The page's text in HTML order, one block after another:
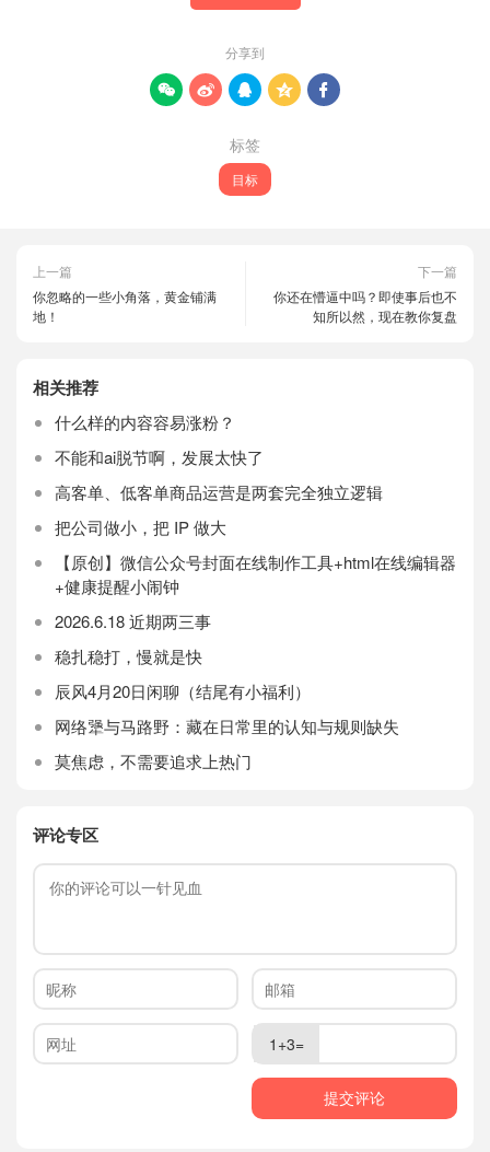
分享到
    
标签
目标
上一篇
你忽略的一些小角落，黄金铺满
地！
下一篇
你还在懵逼中吗？即使事后也不
知所以然，现在教你复盘
相关推荐
什么样的内容容易涨粉？
不能和ai脱节啊，发展太快了
高客单、低客单商品运营是两套完全独立逻辑
把公司做小，把 IP 做大
【原创】微信公众号封面在线制作工具+html在线编辑器
+健康提醒小闹钟
2026.6.18 近期两三事
稳扎稳打，慢就是快
辰风4月20日闲聊（结尾有小福利）
网络犟与马路野：藏在日常里的认知与规则缺失
莫焦虑，不需要追求上热门
评论专区
1+3=